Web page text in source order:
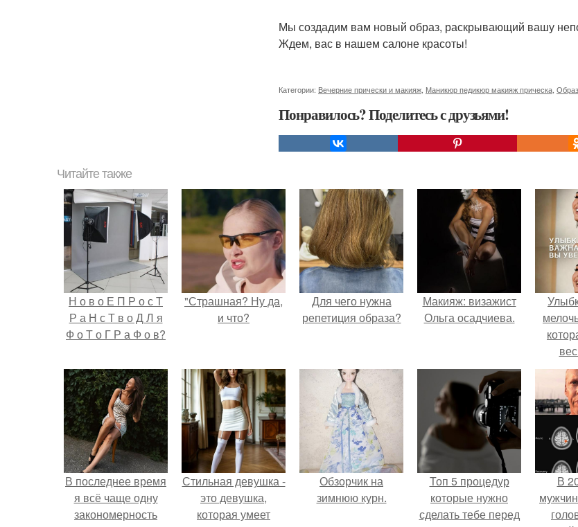
Мы создадим вам новый образ, раскрывающий вашу
Ждем, вас в нашем салоне красоты!
Категории: Вечерние прически и макияж Маникюр педикюр макияж прическа
Понравилось? Поделитесь с друзьями!
Читайте также
Н о в о Е П Р о с Т
Р а Н с Т в о Д Л я
Ф о Т о Г Р а Ф о в?
"Страшная? Ну да,
и что?
Для чего нужна
репетиция образа?
Макияж: визажист
Ольга осадчиева.
В последнее время
я всё чаще одну
закономерность
Стильная девушка -
это девушка,
которая умеет
Обзорчик на
зимнюю курн.
Топ 5 процедур
которые нужно
сделать тебе перед
В